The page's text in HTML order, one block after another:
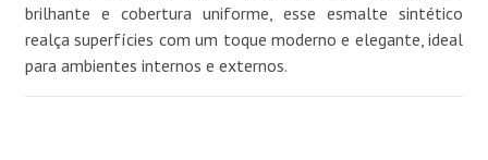
brilhante e cobertura uniforme, esse esmalte sintético
realça superfícies com um toque moderno e elegante, ideal
para ambientes internos e externos.